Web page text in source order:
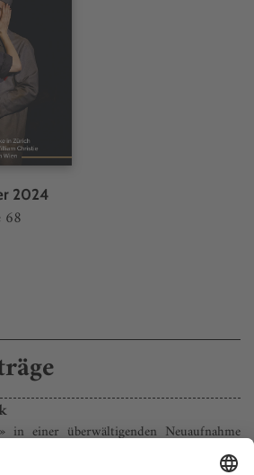
2024
68
in einer überwältigenden Neuaufnahme